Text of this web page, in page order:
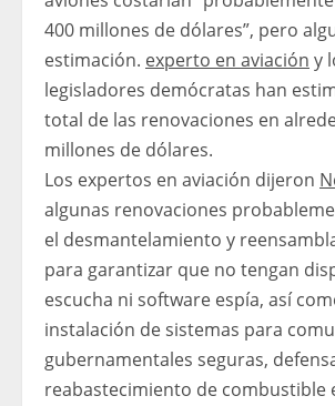
400 millones de dólares”, pero
estimación. experto en aviación y
legisladores demócratas han
total de las renovaciones en
millones de dólares.
Los expertos en aviación dijeron
algunas renovaciones
el desmantelamiento y
para garantizar que no tengan
escucha ni software espía, así
instalación de sistemas para
gubernamentales seguras,
reabastecimiento de combustible